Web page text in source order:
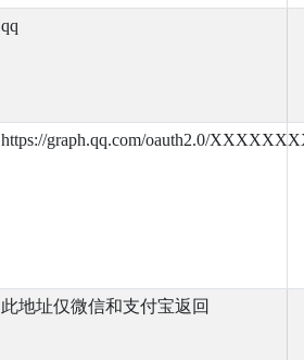
qq
https://graph.qq.com/oauth2.0/
此地址仅微信和支付宝返回